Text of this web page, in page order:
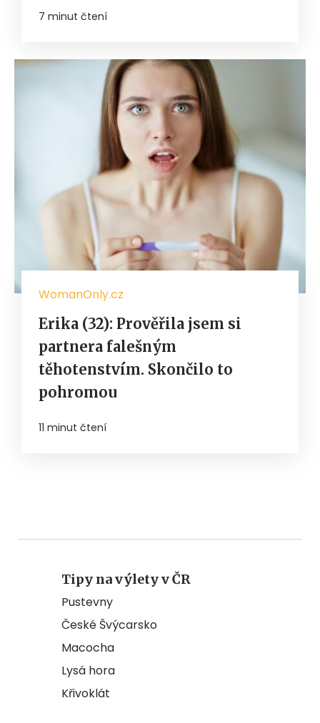
7 minut čtení
WomanOnly.cz
Erika (32): Prověřila jsem si
partnera falešným
těhotenstvím. Skončilo to
pohromou
11 minut čtení
Tipy na výlety v ČR
Pustevny
České Švýcarsko
Macocha
Lysá hora
Křivoklát